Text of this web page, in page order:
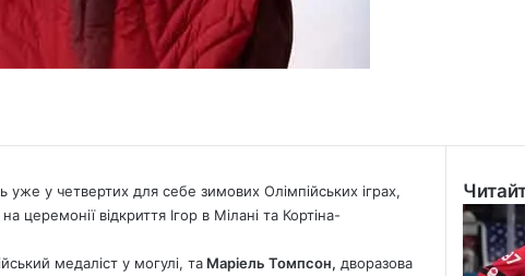
уже у четвертих для себе зимових Олімпійських іграх,
церемонії відкриття Ігор в Мілані та Кортіна-
медаліст у могулі, таМаріель Томпсон, дворазова
Close